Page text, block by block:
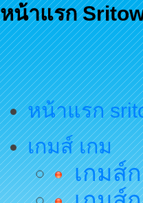
หน้าแรก
หน้าแรก
เกมส์ เกม
เกมส์ก